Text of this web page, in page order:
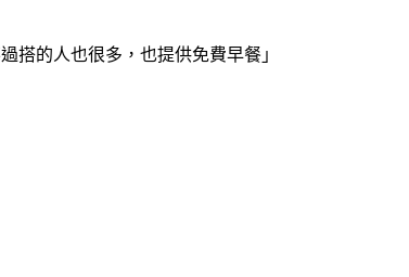
搭的人也很多，也提供免費早餐」